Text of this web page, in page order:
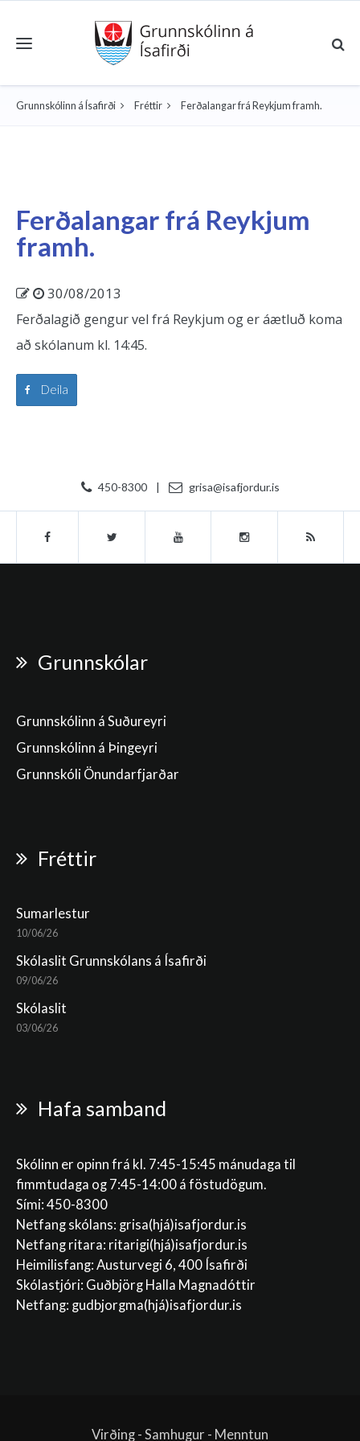
Toggle navigation
Grunnskólinn á Ísafirði Fréttir Ferðalangar frá Reykjum framh.
Ferðalangar frá Reykjum
framh.
30/08/2013
Ferðalagið gengur vel frá Reykjum og er áætluð koma
að skólanum kl. 14:45.
Deila
450-8300 | grisa@isafjordur.is
Grunnskólar
Grunnskólinn á Suðureyri
Grunnskólinn á Þingeyri
Grunnskóli Önundarfjarðar
Fréttir
Sumarlestur
10/06/26
Skólaslit Grunnskólans á Ísafirði
09/06/26
Skólaslit
03/06/26
Hafa samband
Skólinn er opinn frá kl. 7:45-15:45 mánudaga til
fimmtudaga og 7:45-14:00 á föstudögum.
Sími: 450-8300
Netfang skólans: grisa(hjá)isafjordur.is
Netfang ritara: ritarigi(hjá)isafjordur.is
Heimilisfang: Austurvegi 6, 400 Ísafirði
Skólastjóri: Guðbjörg Halla Magnadóttir
Netfang: gudbjorgma(hjá)isafjordur.is
Virðing - Samhugur - Menntun